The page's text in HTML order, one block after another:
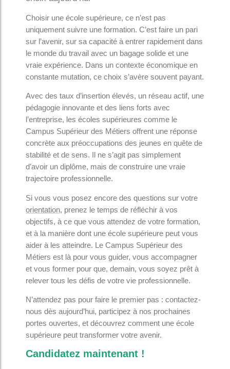
Choisir une école supérieure, ce n’est pas
uniquement suivre une formation. C’est faire un pari
sur l’avenir, sur sa capacité à entrer rapidement dans
le monde du travail avec un bagage solide et une
vraie expérience. Dans un contexte économique en
constante mutation, ce choix s’avère souvent payant.
Avec des taux d’insertion élevés, un réseau actif, une
pédagogie innovante et des liens forts avec
l’entreprise, les écoles supérieures comme le
Campus Supérieur des Métiers offrent une réponse
concrète aux préoccupations des jeunes en quête de
stabilité et de sens. Il ne s’agit pas simplement
d’avoir un diplôme, mais de construire une vraie
trajectoire professionnelle.
Si vous vous posez encore des questions sur votre
orientation, prenez le temps de réfléchir à vos
objectifs, à ce que vous attendez de votre formation,
et à la manière dont une école supérieure peut vous
aider à les atteindre. Le Campus Supérieur des
Métiers est là pour vous guider, vous accompagner
et vous former pour que, demain, vous soyez prêt à
relever tous les défis de votre vie professionnelle.
N’attendez pas pour faire le premier pas : contactez-
nous dès aujourd’hui, participez à nos prochaines
portes ouvertes, et découvrez comment une école
supérieure peut transformer votre avenir.
Candidatez maintenant !